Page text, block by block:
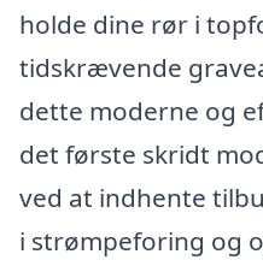
holde dine rør i
tidskrævende
dette moderne og
det første skridt
ved at indhente
i strømpeforing og